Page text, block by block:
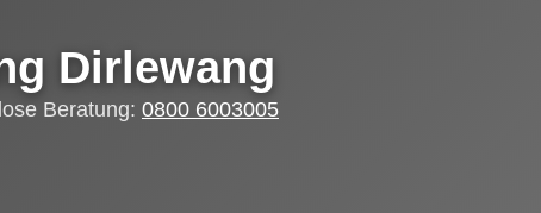
Dirlewang
Beratung: 0800 6003005